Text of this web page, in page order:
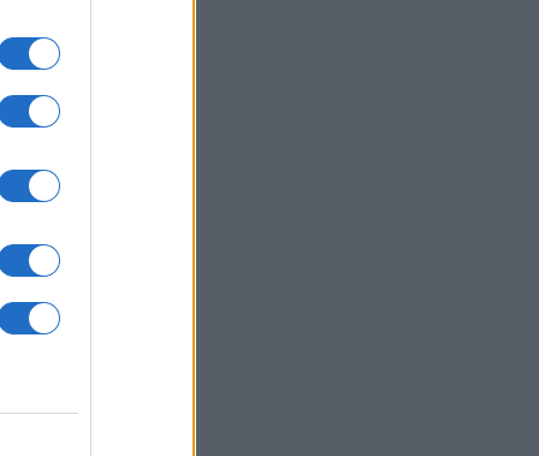
08/08/26 - 22:04
Άγκυρας για τη Μαύρη
Ζητά μορατόριουμ
και Ουκρανία
Τραγική κατάληξη